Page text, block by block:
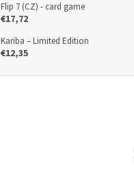
Flip 7 (CZ) - card game
€17,72
Kariba – Limited Edition
€12,35